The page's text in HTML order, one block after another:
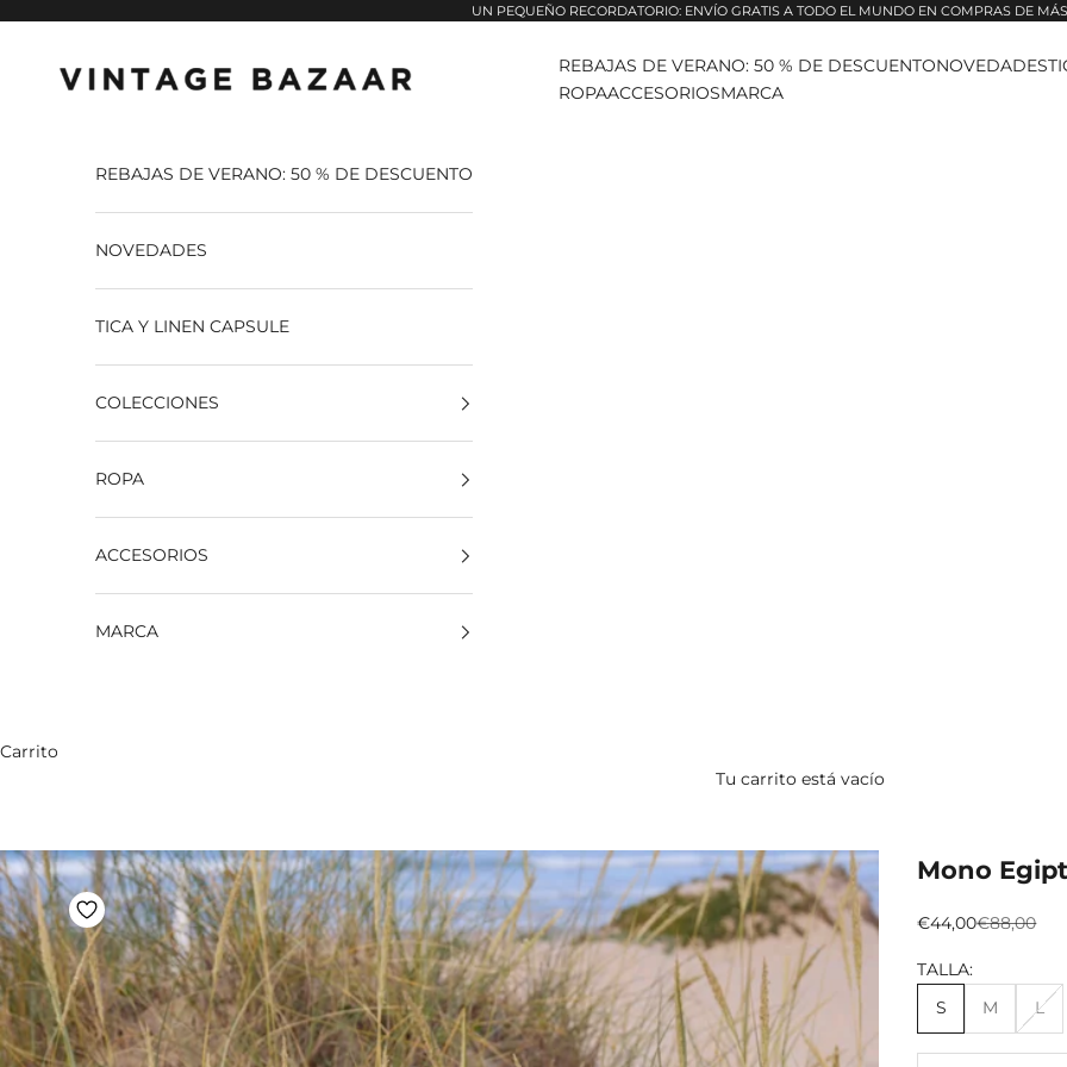
UN PEQUEÑO RECORDATORIO: ENVÍO GRATIS A TODO EL MUNDO EN COMPRAS DE
Vintage Bazaar
REBAJAS DE VERANO: 50 % DE DESCUENTONOVEDADES
ROPAACCESORIOSMARCA
REBAJAS DE VERANO: 50 % DE DESCUENTO
NOVEDADES
TICA Y LINEN CAPSULE
COLECCIONES
ROPA
ACCESORIOS
MARCA
Carrito
Tu carrito está vacío
Mono
Preço promocional
€44,00Preço
€88,00
TALLA:
S
M L